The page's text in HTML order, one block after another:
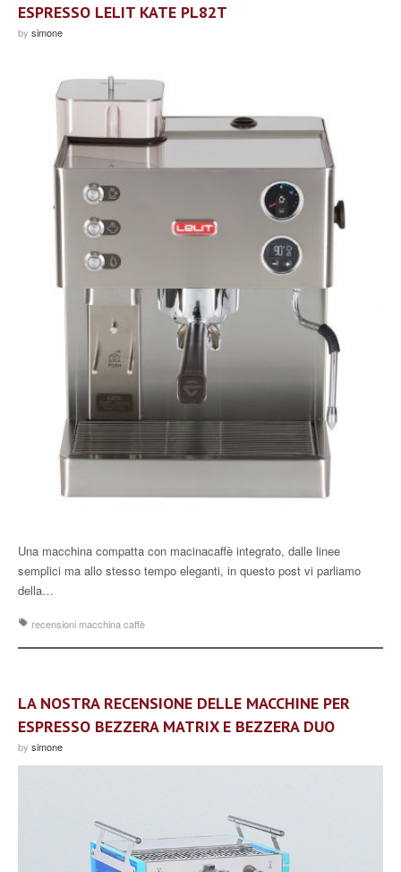
ESPRESSO LELIT KATE PL82T
by simone
Una macchina compatta con macinacaffè integrato, dalle linee
semplici ma allo stesso tempo eleganti, in questo post vi parliamo
della…
recensioni macchina caffè
LA NOSTRA RECENSIONE DELLE MACCHINE PER
ESPRESSO BEZZERA MATRIX E BEZZERA DUO
by simone